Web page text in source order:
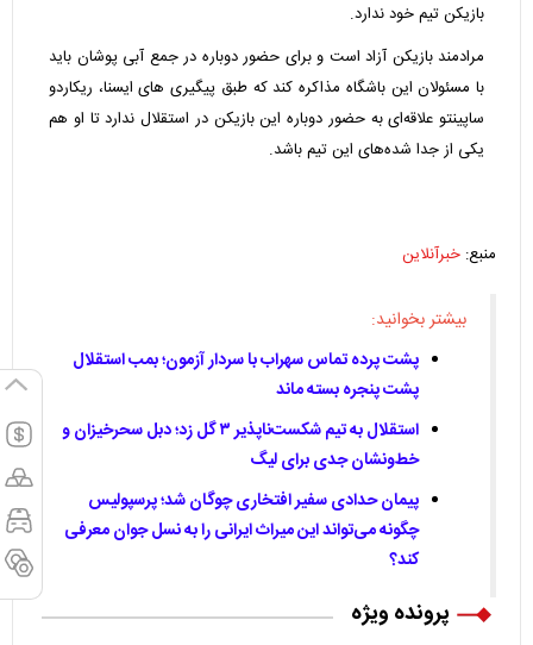
بازیکن تیم خود ندارد.
مرادمند بازیکن آزاد است و برای حضور دوباره در جمع آبی پوشان باید
با مسئولان این باشگاه مذاکره کند که طبق پیگیری های ایسنا، ریکاردو
ساپینتو علاقه‌ای به حضور دوباره این بازیکن در استقلال ندارد تا او هم
یکی از جدا شده‌های این تیم باشد.
منبع: خبرآنلاین
بیشتر بخوانید:
پشت پرده تماس سهراب با سردار آزمون؛ بمب استقلال
پشت پنجره بسته ماند
استقلال به تیم شکست‌ناپذیر ۳ گل زد؛ دبل سحرخیزان و
خط‌ونشان جدی برای لیگ
پیمان حدادی سفیر افتخاری چوگان شد؛ پرسپولیس
چگونه می‌تواند این میراث ایرانی را به نسل جوان معرفی
کند؟
پرونده ویژه